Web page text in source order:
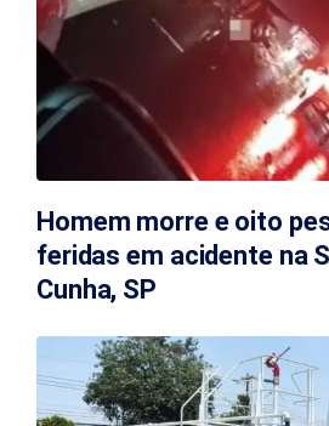
Homem morre e oito
feridas em acidente na
Cunha, SP